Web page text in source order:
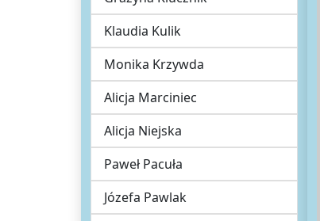
Klaudia Kulik
Monika Krzywda
Alicja Marciniec
Alicja Niejska
Paweł Pacuła
Józefa Pawlak